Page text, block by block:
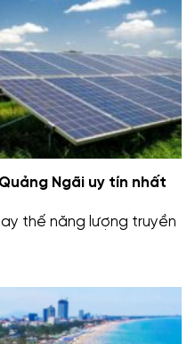
Ngãi uy tín nhất
thế năng lượng truyền